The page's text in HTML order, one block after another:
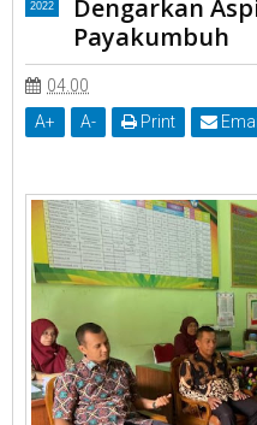
Wakil Ketua DPRD, Wulan
Payakumbuh
Dengarkan
Payakumbuh
04.00
A+ A- Print Email
2022